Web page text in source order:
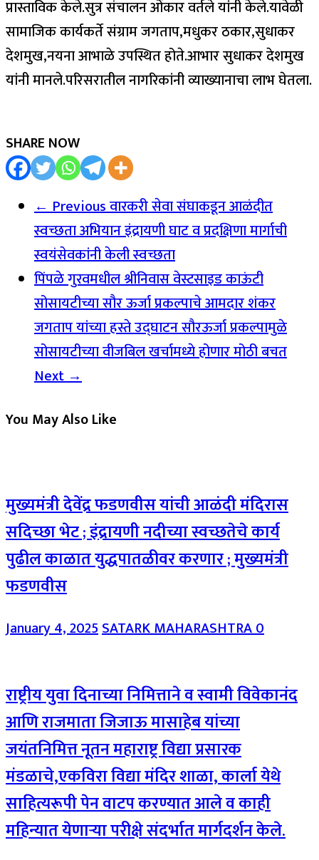
प्रास्ताविक केले.सुत्र संचालन ओंकार वर्तले यांनी केले.यावेळी
सामाजिक कार्यकर्ते संग्राम जगताप,मधुकर ठकार,सुधाकर
देशमुख,नयना आभाळे उपस्थित होते.आभार सुधाकर देशमुख
यांनी मानले.परिसरातील नागरिकांनी व्याख्यानाचा लाभ घेतला.
SHARE NOW
← Previousवारकरी सेवा संघाकडून आळंदीत
स्वच्छता अभियान इंद्रायणी घाट व प्रदक्षिणा मार्गाची
स्वयंसेवकांनी केली स्वच्छता
पिंपळे गुरवमधील श्रीनिवास वेस्टसाइड काऊंटी
सोसायटीच्या सौर ऊर्जा प्रकल्पाचे आमदार शंकर
जगताप यांच्या हस्ते उद्घाटन सौरऊर्जा प्रकल्पामुळे
सोसायटीच्या वीजबिल खर्चामध्ये होणार मोठी बचत
Next →
You May Also Like
मुख्यमंत्री देवेंद्र फडणवीस यांची आळंदी मंदिरास
सदिच्छा भेट ; इंद्रायणी नदीच्या स्वच्छतेचे कार्य
पुढील काळात युद्धपातळीवर करणार ; मुख्यमंत्री
फडणवीस
January 4, 2025SATARK MAHARASHTRA0
राष्ट्रीय युवा दिनाच्या निमित्ताने व स्वामी विवेकानंद
आणि राजमाता जिजाऊ मासाहेब यांच्या
जयंतनिमित्त नूतन महाराष्ट्र विद्या प्रसारक
मंडळाचे,एकविरा विद्या मंदिर शाळा, कार्ला येथे
साहित्यरूपी पेन वाटप करण्यात आले व काही
महिन्यात येणाऱ्या परीक्षे संदर्भात मार्गदर्शन केले.